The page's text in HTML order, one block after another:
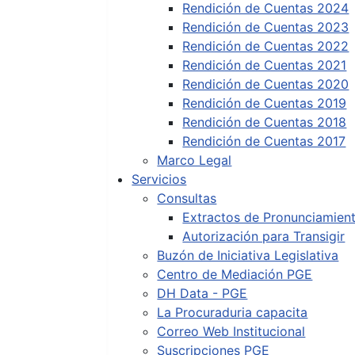
Rendición de Cuentas 2024
Rendición de Cuentas 2023
Rendición de Cuentas 2022
Rendición de Cuentas 2021
Rendición de Cuentas 2020
Rendición de Cuentas 2019
Rendición de Cuentas 2018
Rendición de Cuentas 2017
Marco Legal
Servicios
Consultas
Extractos de
Autorización para Transigir
Buzón de Iniciativa Legislativa
Centro de Mediación PGE
DH Data - PGE
La Procuraduria capacita
Correo Web Institucional
Suscripciones PGE